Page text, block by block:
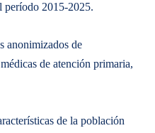
período 2015-2025.
anonimizados de
de atención primaria,
de la población